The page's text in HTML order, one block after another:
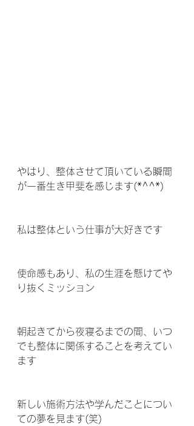
やはり、整体させて頂いている瞬間
が一番生き甲斐を感じます(*^^*)
私は整体という仕事が大好きです
使命感もあり、私の生涯を懸けてや
り抜くミッション
朝起きてから夜寝るまでの間、いつ
でも整体に関係することを考えてい
ます
新しい施術方法や学んだことについ
ての夢を見ます(笑)